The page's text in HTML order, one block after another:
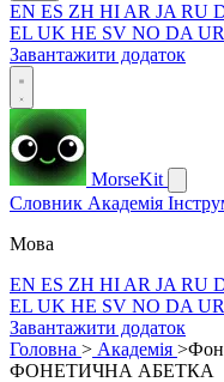
EN ES ZH HI AR JA RU
EL UK HE SV NO DA UR
Завантажити додаток
MorseKit
Словник Академія
Мова
EN ES ZH HI AR JA RU
EL UK HE SV NO DA UR
Завантажити додаток
Головна > Академія >
ФОНЕТИЧНА АБЕТКА